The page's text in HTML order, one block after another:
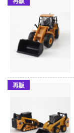
再販
んちゃん
隊